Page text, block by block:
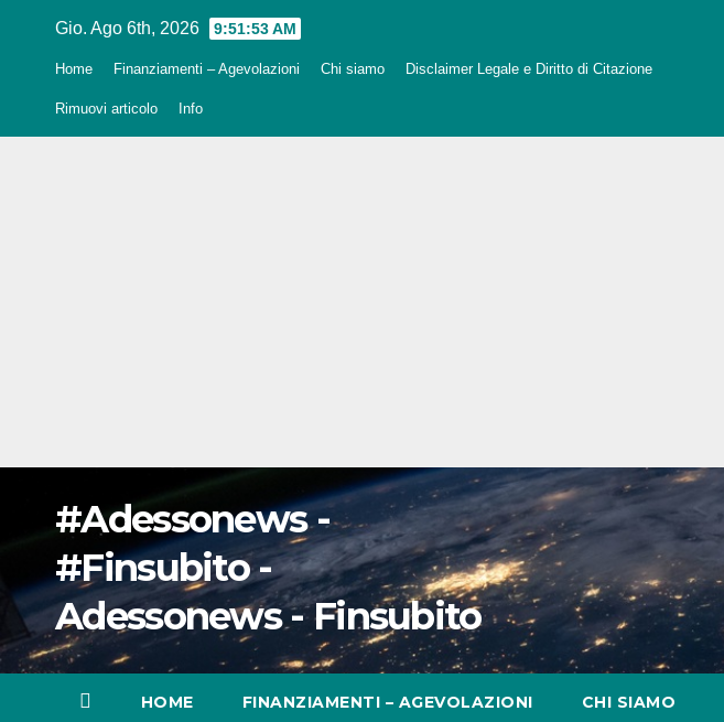
Gio. Ago 6th, 2026 9:51:54 AM
Home Finanziamenti – Agevolazioni Chi siamo Disclaimer Legale e Diritto di Citazione
Rimuovi articolo Info
#Adessonews -
#Finsubito -
Adessonews - Finsubito
HOME FINANZIAMENTI – AGEVOLAZIONI CHI SIAMO